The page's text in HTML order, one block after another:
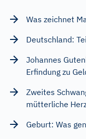
Was zeichnet
Deutschland:
Johannes
Erfindung zu
Zweites
mütterliche
Geburt: Was